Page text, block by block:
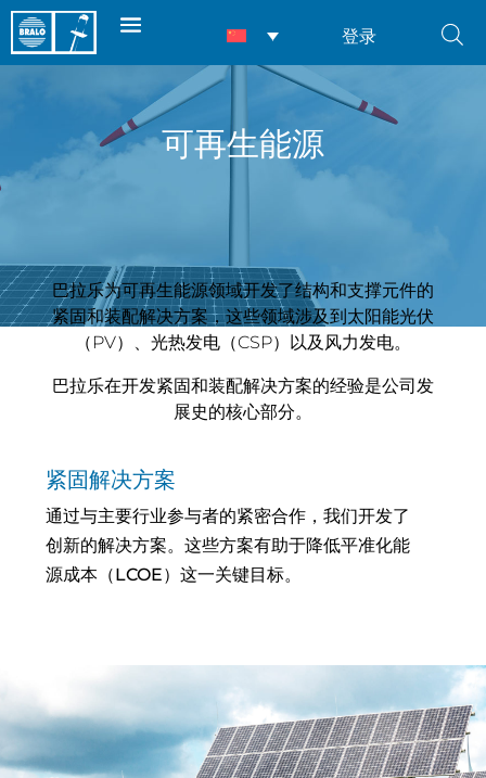
登录
可再生能源
巴拉乐为可再生能源领域开发了结构和支撑元件的
紧固和装配解决方案，这些领域涉及到太阳能光伏
（PV）、光热发电（CSP）以及风力发电。
巴拉乐在开发紧固和装配解决方案的经验是公司发
展史的核心部分。
紧固解决方案
通过与主要行业参与者的紧密合作，我们开发了
创新的解决方案。这些方案有助于降低平准化能
源成本（LCOE）这一关键目标。